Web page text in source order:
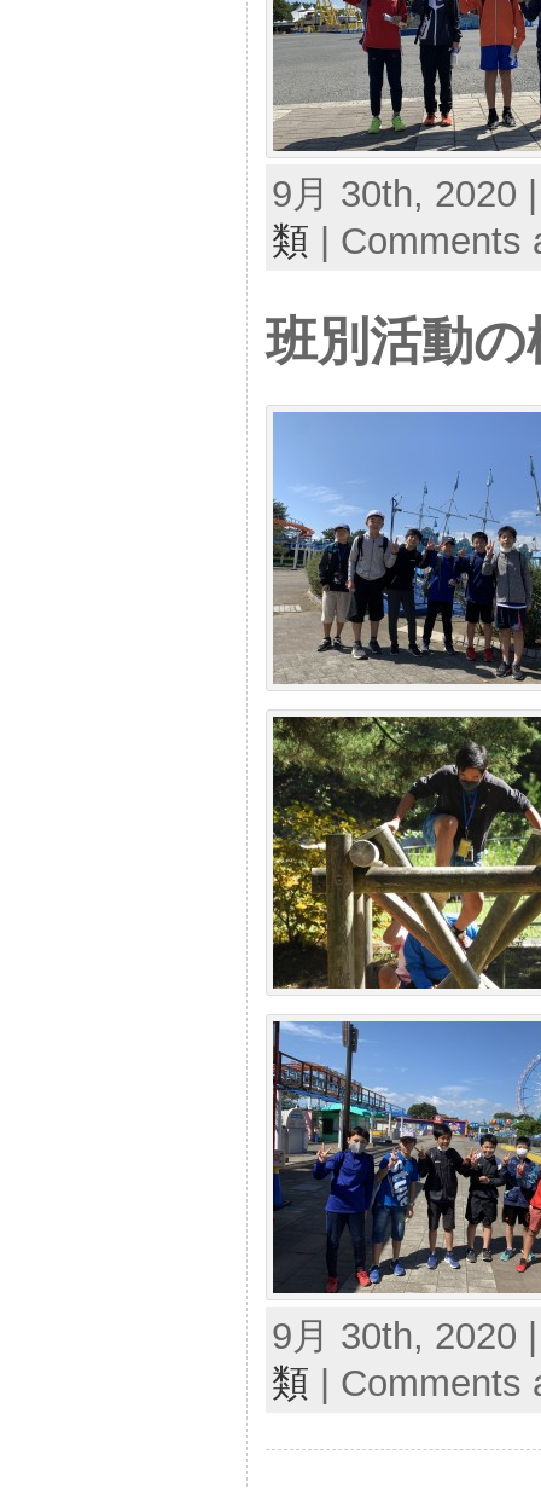
9月 30th, 2020
類
Comments
班別活動の
9月 30th, 2020
類
Comments